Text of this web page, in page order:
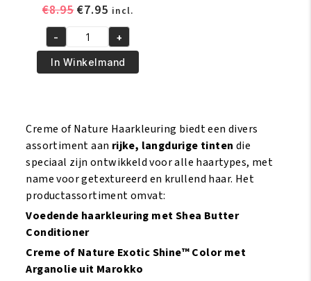
€8.95Oorspronkelijke
was:
€8.95.
€7.95 Huidige
prijs
is:
€7.95.
incl.
Vivid
Red
C31
- +
In Winkelmand
Creme of Nature Haarkleuring biedt een divers
assortiment aan rijke, langdurige tinten die
speciaal zijn ontwikkeld voor alle haartypes, met
name voor getextureerd en krullend haar. Het
productassortiment omvat:
Voedende haarkleuring met Shea Butter
Conditioner
Creme of Nature Exotic Shine™ Color met
Arganolie uit Marokko